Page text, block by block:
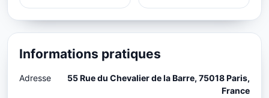
Informations pratiques
Adresse
55 Rue du Chevalier de la Barre, 75018 Paris,
France